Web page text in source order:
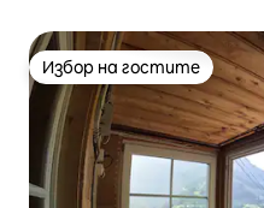
Избор на гостите
Избор на гостите